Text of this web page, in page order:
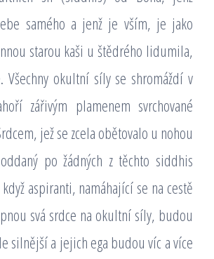
samého a jenž je vším, je jako
starou kaši u štědrého lidumila,
Všechny okultní síly se shromáždí v
zářivým plamenem svrchované
jež se zcela obětovalo u nohou
po žádných z těchto siddhis
aspiranti, namáhající se na cestě
svá srdce na okultní síly, budou
silnější a jejich ega budou víc a více